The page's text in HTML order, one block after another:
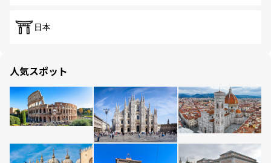
日本
人気スポット